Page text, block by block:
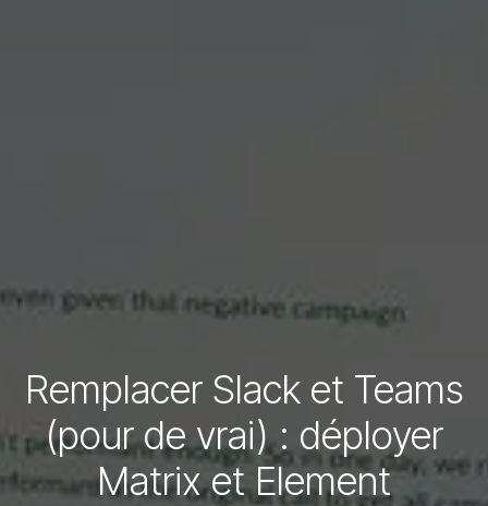
Remplacer Slack et Teams
(pour de vrai) : déployer
Matrix et Element